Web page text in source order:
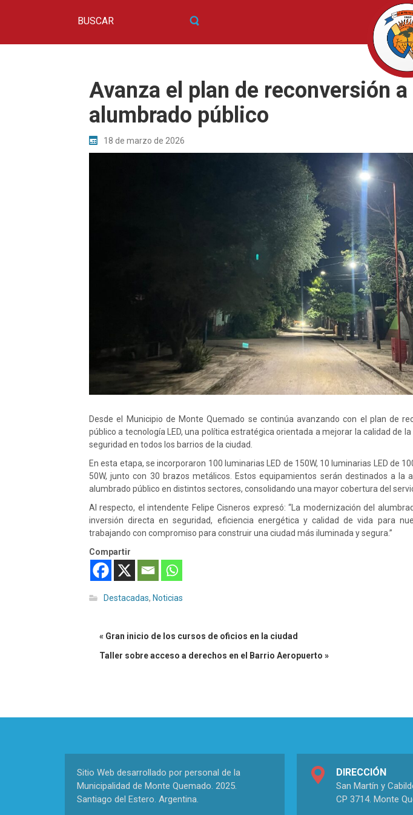
Avanza el plan de reconversión a
alumbrado público
18 de marzo de 2026
Desde el Municipio de Monte Quemado se continúa avanzando con el plan de
público a tecnología LED, una política estratégica orientada a mejorar la calidad de
seguridad en todos los barrios de la ciudad.
En esta etapa, se incorporaron 100 luminarias LED de 150W, 10 luminarias LED de
50W, junto con 30 brazos metálicos. Estos equipamientos serán destinados a la
alumbrado público en distintos sectores, consolidando una mayor cobertura del
Al respecto, el intendente Felipe Cisneros expresó: “La modernización del
inversión directa en seguridad, eficiencia energética y calidad de vida para
trabajando con compromiso para construir una ciudad más iluminada y segura.”
Compartir
Destacadas, Noticias
« Gran inicio de los cursos de oficios en la ciudad
Taller sobre acceso a derechos en el Barrio Aeropuerto »
Sitio Web desarrollado por personal de la
Municipalidad de Monte Quemado. 2025.
Santiago del Estero. Argentina.
DIRECCIÓN
San Martín y
CP 3714. Monte